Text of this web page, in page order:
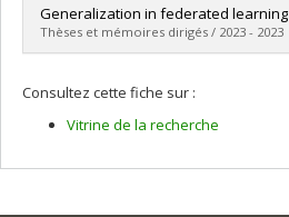
Diplômé(e) :Legate, Gwendolyne
Cycle : Maîtrise
Diplôme obtenu :M. Sc.
Generalization in federated learning
Thèses et mémoires dirigés / 2023 - 2023
Cycle :Maîtrise
Diplôme obtenu :M. Sc.
Consultez cette fiche sur :
Vitrine de la recherche